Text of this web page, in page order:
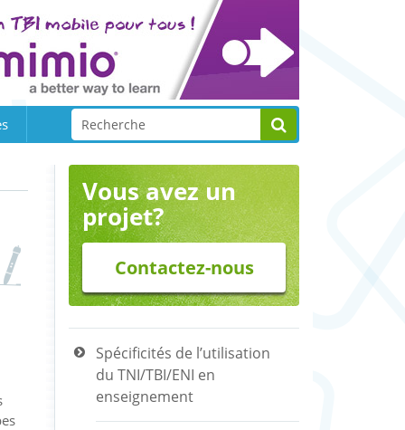
Vous avez un
projet?
Contactez-nous
Spécificités de l’utilisation
du TNI/TBI/ENI en
enseignement